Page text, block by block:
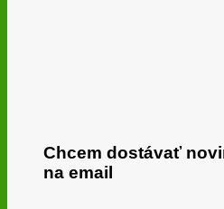
Chcem dostávať
na email